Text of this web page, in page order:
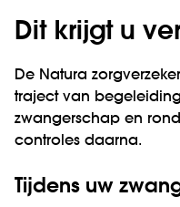
Dit krijgt u
De Natura
traject van
zwangerschap en
controles daarna.
Tijdens uw